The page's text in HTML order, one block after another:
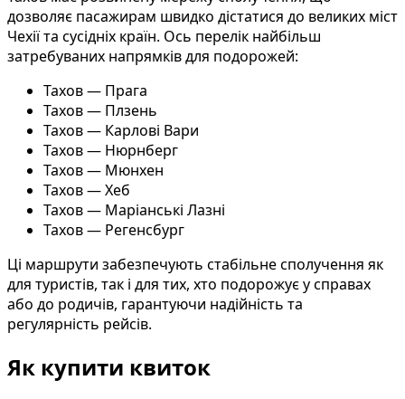
дозволяє пасажирам швидко дістатися до великих міст
Чехії та сусідніх країн. Ось перелік найбільш
затребуваних напрямків для подорожей:
Тахов — Прага
Тахов — Плзень
Тахов — Карлові Вари
Тахов — Нюрнберг
Тахов — Мюнхен
Тахов — Хеб
Тахов — Маріанські Лазні
Тахов — Регенсбург
Ці маршрути забезпечують стабільне сполучення як
для туристів, так і для тих, хто подорожує у справах
або до родичів, гарантуючи надійність та
регулярність рейсів.
Як купити квиток